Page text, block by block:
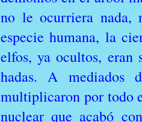
no le ocurriera nada,
especie humana, la
elfos, ya ocultos, eran
hadas. A mediados
multiplicaron por todo
nuclear que acabó